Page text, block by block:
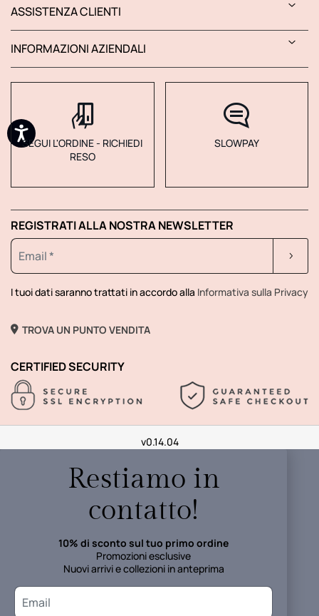
ASSISTENZA CLIENTI
INFORMAZIONI AZIENDALI
SEGUI L'ORDINE - RICHIEDI
RESO
SLOWPAY
REGISTRATI ALLA NOSTRA NEWSLETTER
I tuoi dati saranno trattati in accordo alla Informativa sulla Privacy
TROVA UN PUNTO VENDITA
CERTIFIED SECURITY
v0.14.04
Restiamo in
contatto!
10% di sconto sul tuo primo ordine
Promozioni esclusive
Nuovi arrivi e collezioni in anteprima